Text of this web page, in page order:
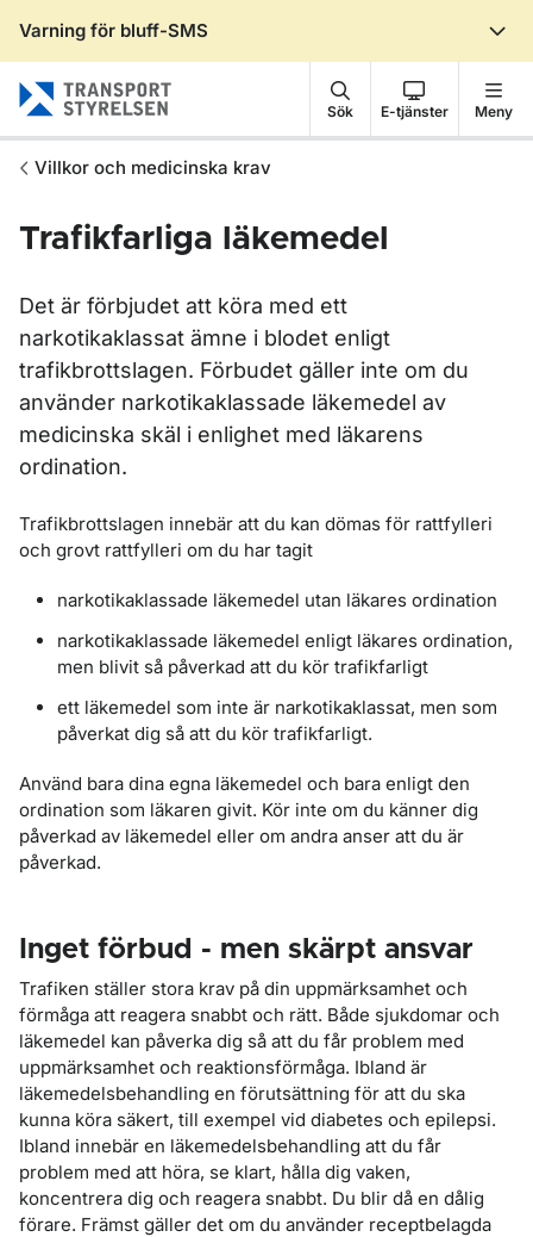
Varning för bluff-SMS
Sök E-tjänster Meny
Villkor och medicinska krav
Trafikfarliga läkemedel
Det är förbjudet att köra med ett
narkotikaklassat ämne i blodet enligt
trafikbrottslagen. Förbudet gäller inte om du
använder narkotikaklassade läkemedel av
medicinska skäl i enlighet med läkarens
ordination.
Trafikbrottslagen innebär att du kan dömas för rattfylleri
och grovt rattfylleri om du har tagit
narkotikaklassade läkemedel utan läkares ordination
narkotikaklassade läkemedel enligt läkares ordination,
men blivit så påverkad att du kör trafikfarligt
ett läkemedel som inte är narkotikaklassat, men som
påverkat dig så att du kör trafikfarligt.
Använd bara dina egna läkemedel och bara enligt den
ordination som läkaren givit. Kör inte om du känner dig
påverkad av läkemedel eller om andra anser att du är
påverkad.
Inget förbud - men skärpt ansvar
Trafiken ställer stora krav på din uppmärksamhet och
förmåga att reagera snabbt och rätt. Både sjukdomar och
läkemedel kan påverka dig så att du får problem med
uppmärksamhet och reaktionsförmåga. Ibland är
läkemedelsbehandling en förutsättning för att du ska
kunna köra säkert, till exempel vid diabetes och epilepsi.
Ibland innebär en läkemedelsbehandling att du får
problem med att höra, se klart, hålla dig vaken,
koncentrera dig och reagera snabbt. Du blir då en dålig
förare. Främst gäller det om du använder receptbelagda